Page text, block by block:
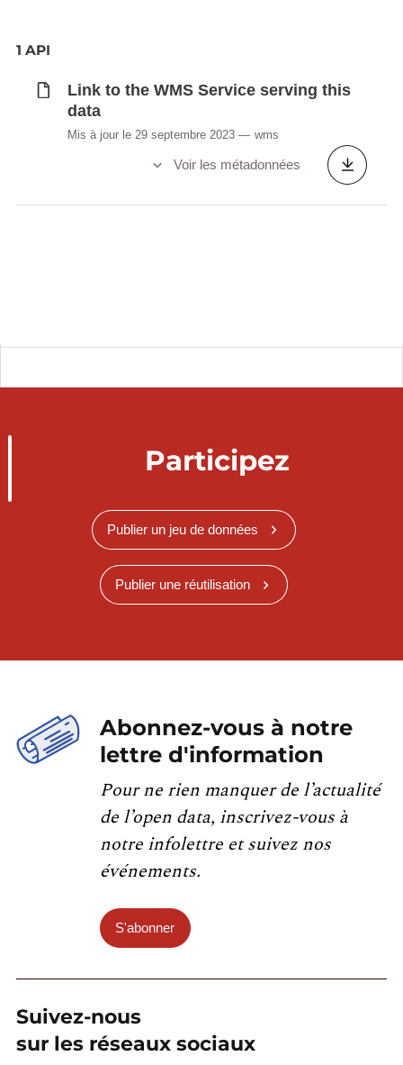
1 API
Link to the WMS Service serving this
data
Mis à jour le 29 septembre 2023 wms
Voir les métadonnées
Participez
Publier un jeu de données
Publier une réutilisation
Abonnez-vous à notre
lettre d'information
Pour ne rien manquer de l’actualité
de l’open data, inscrivez-vous à
notre infolettre et suivez nos
événements.
S'abonner
Suivez-nous
sur les réseaux sociaux